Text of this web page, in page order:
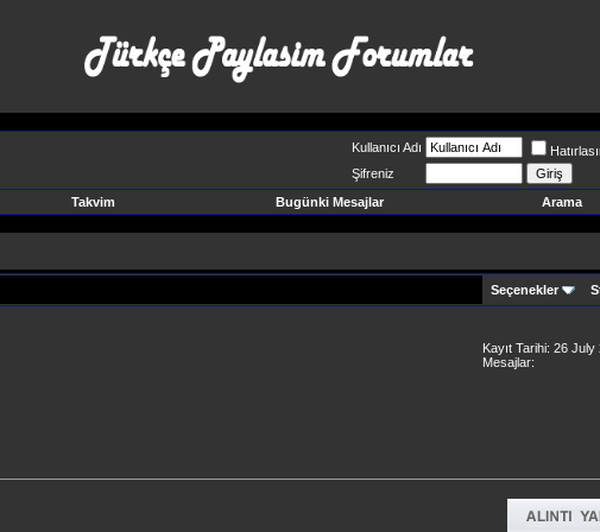
Kullanıcı Adı
Şifreniz
Takvim Bugünki Mesajlar Arama
Seçenekler
Kayıt Tarihi: 26 July
Mesajlar: